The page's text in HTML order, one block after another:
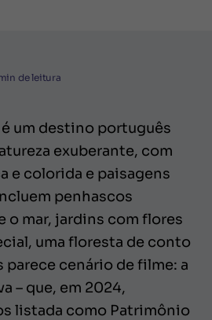
de leitura
um destino português
exuberante, com
e colorida e paisagens
penhascos
o mar, jardins com flores
uma floresta de conto
parece cenário de filme: a
– que, em 2024,
listada como Patrimônio